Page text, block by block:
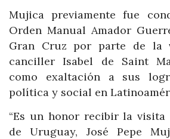
Mujica previamente fue
Orden Manual Amador
Gran Cruz por parte de la
canciller Isabel de Saint
como exaltación a sus
política y social en
“Es un honor recibir la visita
de Uruguay, José Pepe